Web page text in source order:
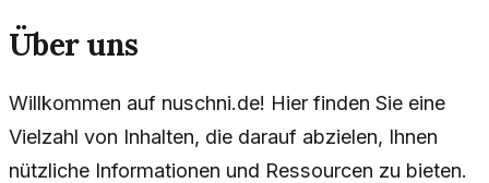
Über uns
Willkommen auf nuschni.de! Hier finden Sie eine
Vielzahl von Inhalten, die darauf abzielen, Ihnen
nützliche Informationen und Ressourcen zu bieten.